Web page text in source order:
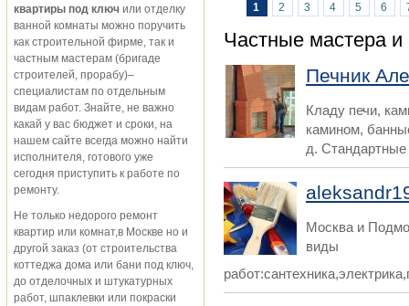
квартиры под ключ или отделку
ванной комнаты можно поручить
как строительной фирме, так и
частным мастерам (бригаде
строителей, прорабу)–
специалистам по отдельным
видам работ. Знайте, не важно
какай у вас бюджет и сроки, на
нашем сайте всегда можно найти
исполнителя, готового уже
сегодня приступить к работе по
ремонту.
Не только недорого ремонт
квартир или комнат,в Москве но и
другой заказ (от строительства
коттеджа дома или бани под ключ,
до отделочных и штукатурных
работ, шпаклевки или покраски
Страницы
1 2 3 4 5 6
Частные мастера и
Печник
Кладу печи,
камином,
д. Стандартные
Москва и
виды